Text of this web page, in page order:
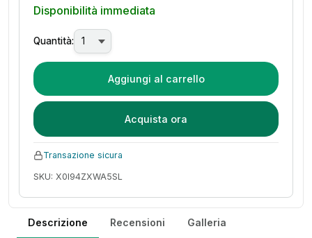
Disponibilità immediata
Quantità:
Aggiungi al carrello
Acquista ora
Transazione sicura
SKU: X0I94ZXWA5SL
Descrizione Recensioni Galleria